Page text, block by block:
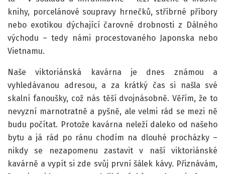
knihy, porcelánové soupravy hrnečků, stříbrné příbory
nebo exotikou dýchající čarovné drobnosti z Dálného
východu – tedy námi procestovaného Japonska nebo
Vietnamu.
Naše viktoriánská kavárna je dnes známou a
vyhledávanou adresou, a za krátký čas si našla své
skalní fanoušky, což nás těší dvojnásobně. Věřím, že to
nevyzní marnotratně a pyšně, ale velmi rád se mezi ně
budu počítat. Protože kavárna neleží daleko od našeho
bytu a já rád po ránu chodím na dlouhé procházky –
nikdy se nezapomenu zastavit v naší viktoriánské
kavárně a vypít si zde svůj první šálek kávy. Přiznávám,